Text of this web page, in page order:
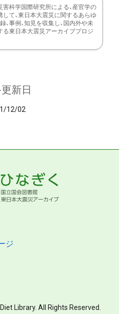
害科学国際研究所による、産官学の
して、東日本大震災に関するあらゆ
、事例、知見を収集し、国内外や未
る東日本大震災アーカイブプロジ
新日
12/02
ジ
Library. All Rights Reserved.